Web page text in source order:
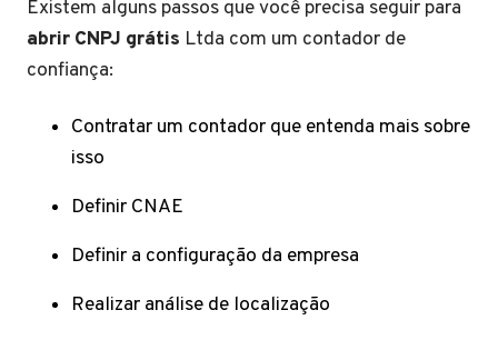
Existem alguns passos que você precisa seguir para
abrir CNPJ grátis Ltda com um contador de
confiança:
Contratar um contador que entenda mais sobre
isso
Definir CNAE
Definir a configuração da empresa
Realizar análise de localização